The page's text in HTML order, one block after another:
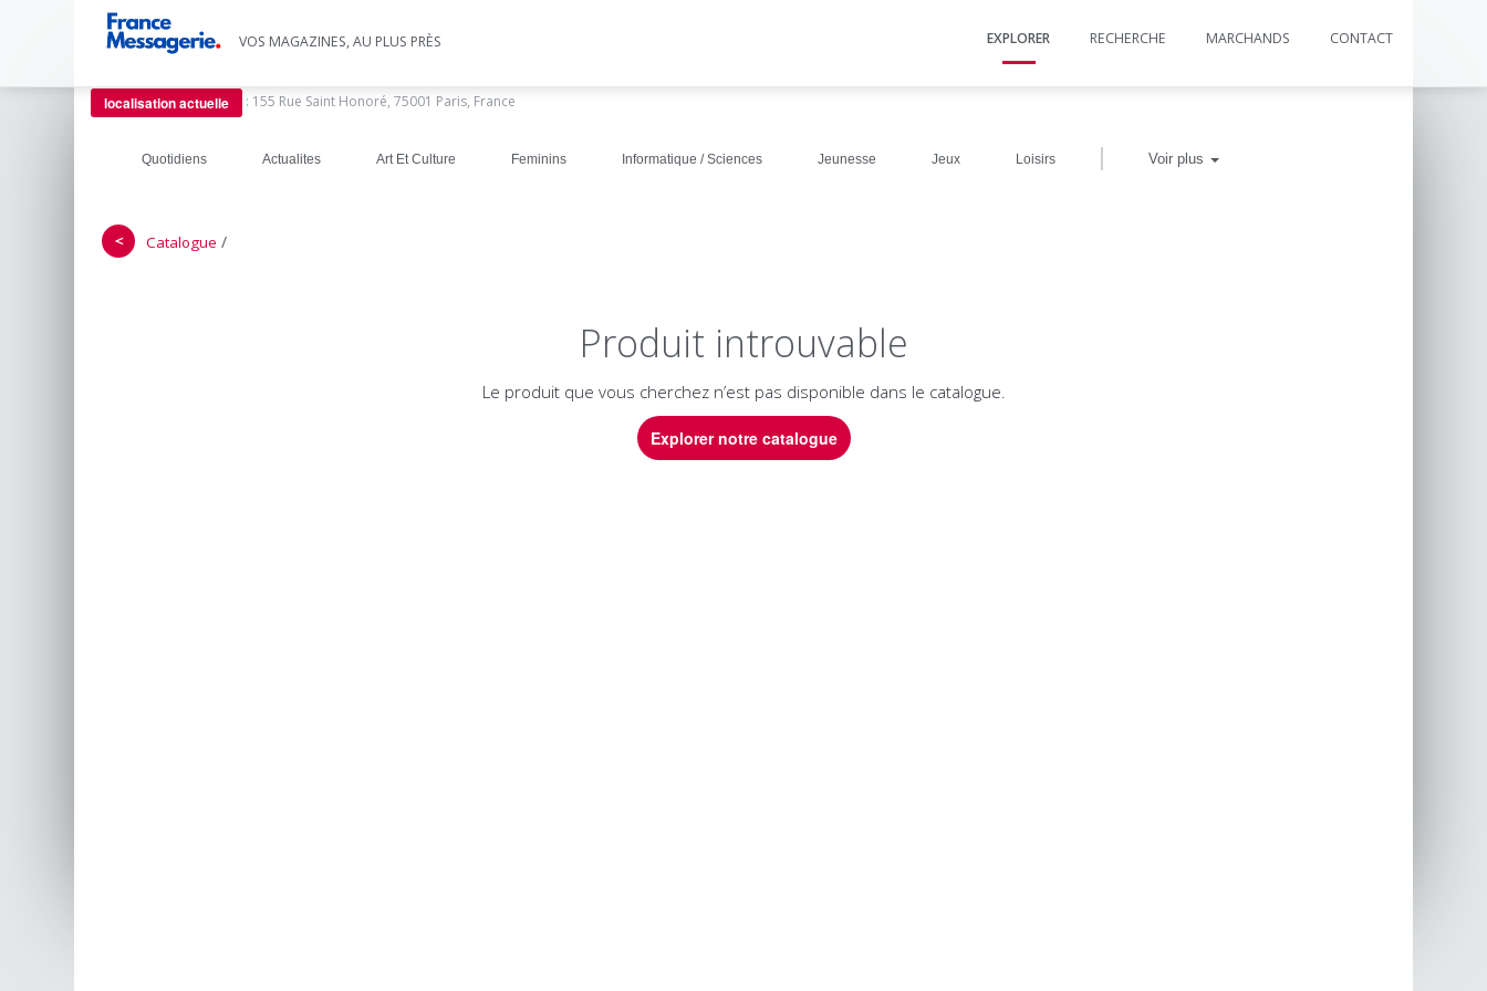
VOS MAGAZINES, AU PLUS PRÈS EXPLORER RECHERCHE MARCHANDS CONTACT
localisation actuelle : 155 Rue Saint Honoré, 75001 Paris, France
Quotidiens Actualites Art Et Culture Feminins Informatique / Sciences Jeunesse Jeux Loisirs | Voir plus
＜ Catalogue /
Produit introuvable
Le produit que vous cherchez n’est pas disponible dans le catalogue.
Explorer notre catalogue